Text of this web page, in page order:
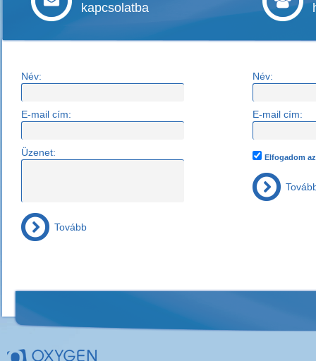
kapcsolatba
Név:
E-mail cím:
Üzenet:
Név:
E-mail cím:
Elfogadom